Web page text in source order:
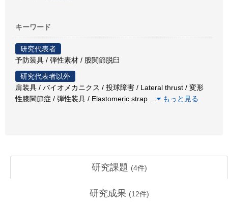
キーワード
研究代表者
予防装具 / 弾性素材 / 股関節脱臼
研究代表者以外
肩装具 / バイオメカニクス / 投球障害 / Lateral thrust / 変形
性膝関節症 / 弾性装具 / Elastomeric strap
もっと見る
研究課題 (4件)
研究成果 (12件)